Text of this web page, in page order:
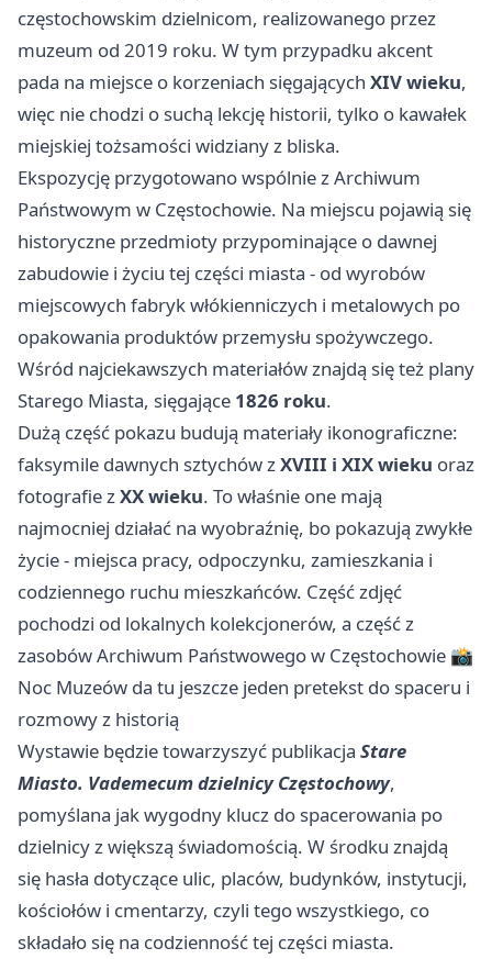
częstochowskim dzielnicom, realizowanego przez
muzeum od 2019 roku. W tym przypadku akcent
pada na miejsce o korzeniach sięgających XIV wieku,
więc nie chodzi o suchą lekcję historii, tylko o kawałek
miejskiej tożsamości widziany z bliska.
Ekspozycję przygotowano wspólnie z Archiwum
Państwowym w Częstochowie. Na miejscu pojawią się
historyczne przedmioty przypominające o dawnej
zabudowie i życiu tej części miasta - od wyrobów
miejscowych fabryk włókienniczych i metalowych po
opakowania produktów przemysłu spożywczego.
Wśród najciekawszych materiałów znajdą się też plany
Starego Miasta, sięgające 1826 roku.
Dużą część pokazu budują materiały ikonograficzne:
faksymile dawnych sztychów zXVIII i XIX wieku oraz
fotografie zXX wieku. To właśnie one mają
najmocniej działać na wyobraźnię, bo pokazują zwykłe
życie - miejsca pracy, odpoczynku, zamieszkania i
codziennego ruchu mieszkańców. Część zdjęć
pochodzi od lokalnych kolekcjonerów, a część z
zasobów Archiwum Państwowego w Częstochowie 📸
Noc Muzeów da tu jeszcze jeden pretekst do spaceru i
rozmowy z historią
Wystawie będzie towarzyszyć publikacja Stare
Miasto. Vademecum dzielnicy Częstochowy,
pomyślana jak wygodny klucz do spacerowania po
dzielnicy z większą świadomością. W środku znajdą
się hasła dotyczące ulic, placów, budynków, instytucji,
kościołów i cmentarzy, czyli tego wszystkiego, co
składało się na codzienność tej części miasta.